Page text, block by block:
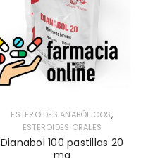
ESTEROIDES ANABÓLICOS,
ESTEROIDES ORALES
Dianabol 100 pastillas 20
mg